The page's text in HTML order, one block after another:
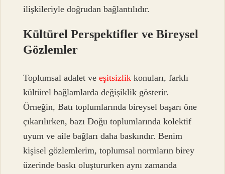
ilişkileriyle doğrudan bağlantılıdır.
Kültürel Perspektifler ve Bireysel
Gözlemler
Toplumsal adalet veeşitsizlik konuları, farklı
kültürel bağlamlarda değişiklik gösterir.
Örneğin, Batı toplumlarında bireysel başarı öne
çıkarılırken, bazı Doğu toplumlarında kolektif
uyum ve aile bağları daha baskındır. Benim
kişisel gözlemlerim, toplumsal normların birey
üzerinde baskı oluştururken aynı zamanda